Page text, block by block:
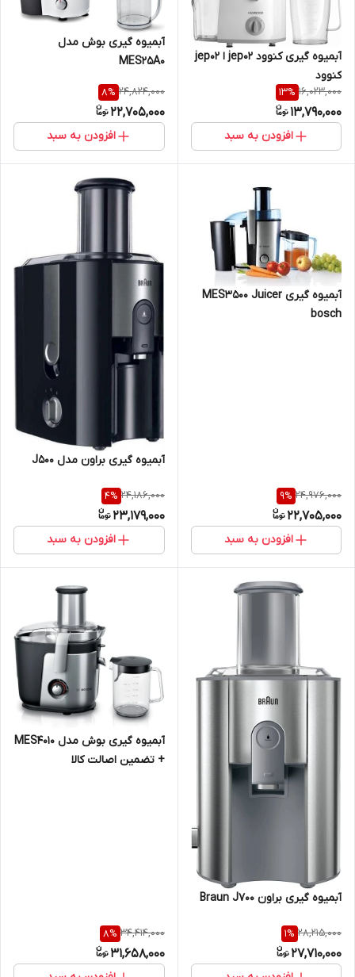
آبمیوه گیری کنوود jep02 ا jep02
کنوود
16,023,000
13%
13,790,000
افزودن به سبد
آبمیوه گیری بوش مدل
MES25A0
24,824,000
8%
22,705,000
افزودن به سبد
آبمیوه گیری MES3500 Juicer
bosch
24,976,000
9%
22,705,000
افزودن به سبد
آبمیوه گیری براون مدل J500
24,186,000
4%
23,179,000
افزودن به سبد
آبمیوه گیری براون Braun J700
28,215,000
1%
27,710,000
آبمیوه گیری بوش مدل MES4010
+ تضمین اصالت کالا
34,414,000
8%
31,658,000